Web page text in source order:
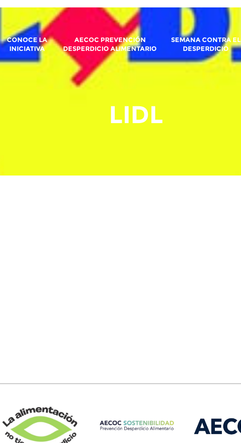
CONOCE LA
INICIATIVA
AECOC PREVENCIÓN
DESPERDICIO ALIMENTARIO
SEMANA CONTRA EL
DESPERDICIO
LIDL